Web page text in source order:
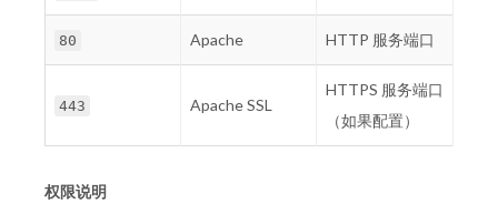
80 Apache HTTP 服务端口
443 Apache SSL
HTTPS 服务端口
（如果配置）
权限说明